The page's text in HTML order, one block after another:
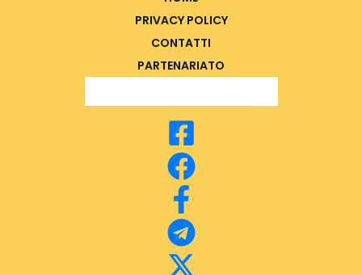
PRIVACY POLICY
CONTATTI
PARTENARIATO
Search Button